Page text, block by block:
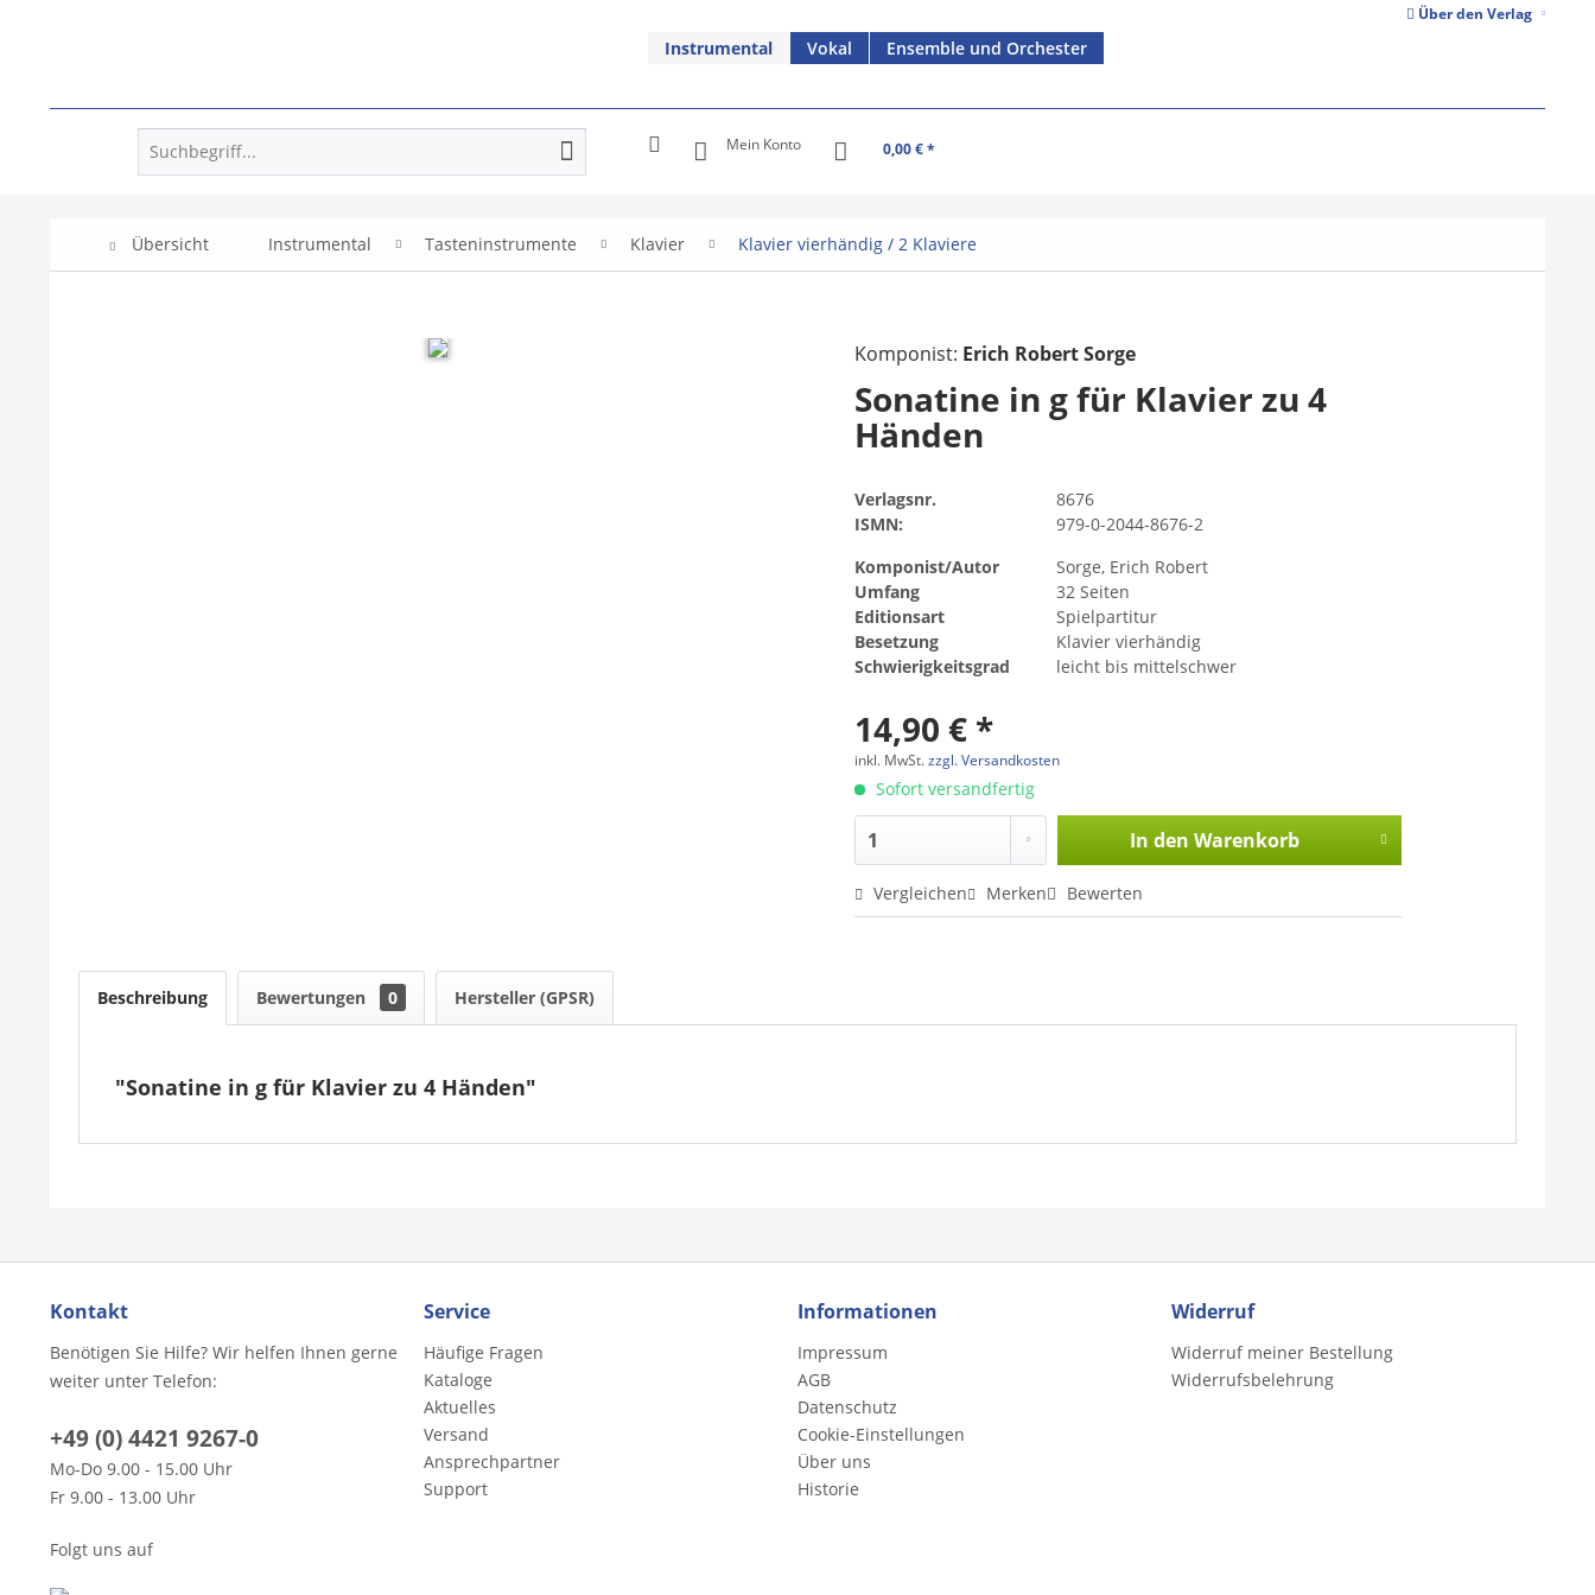
Über den Verlag
Instrumental Vokal Ensemble und Orchester
Mein Konto 0,00 € *
Übersicht Instrumental Tasteninstrumente Klavier Klavier vierhändig / 2 Klaviere
Komponist: Erich Robert Sorge
Sonatine in g für Klavier zu 4
Händen
Verlagsnr.
8676
ISMN:
979-0-2044-8676-2
Komponist/Autor
Sorge, Erich Robert
Umfang
32 Seiten
Editionsart
Spielpartitur
Besetzung
Klavier vierhändig
Schwierigkeitsgrad
leicht bis mittelschwer
14,90 € *
inkl. MwSt.zzgl. Versandkosten
Sofort versandfertig
In den Warenkorb
Vergleichen Merken Bewerten
Beschreibung Bewertungen 0 Hersteller (GPSR)
"Sonatine in g für Klavier zu 4 Händen"
Kontakt
Benötigen Sie Hilfe? Wir helfen Ihnen gerne
weiter unter Telefon:
+49 (0) 4421 9267-0
Mo-Do 9.00 - 15.00 Uhr
Fr 9.00 - 13.00 Uhr
Folgt uns auf
Service
Häufige Fragen
Kataloge
Aktuelles
Versand
Ansprechpartner
Support
Informationen
Impressum
AGB
Datenschutz
Cookie-Einstellungen
Über uns
Historie
Widerruf
Widerruf meiner Bestellung
Widerrufsbelehrung